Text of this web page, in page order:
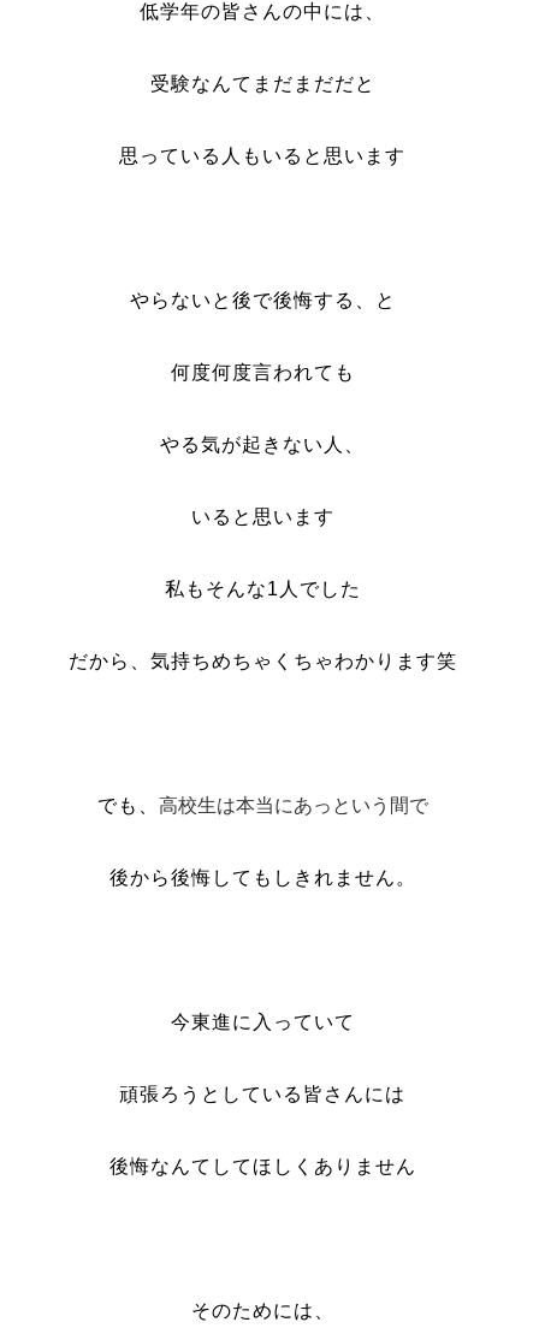
低学年の皆さんの中には、
受験なんてまだまだだと
思っている人もいると思います
やらないと後で後悔する、と
何度何度言われても
やる気が起きない人、
いると思います
私もそんな1人でした
だから、気持ちめちゃくちゃわかります笑
でも、 高校生は本当にあっという間で
後から後悔してもしきれません。
今東進に入っていて
頑張ろうとしている皆さんには
後悔なんてしてほしくありません
そのためには、